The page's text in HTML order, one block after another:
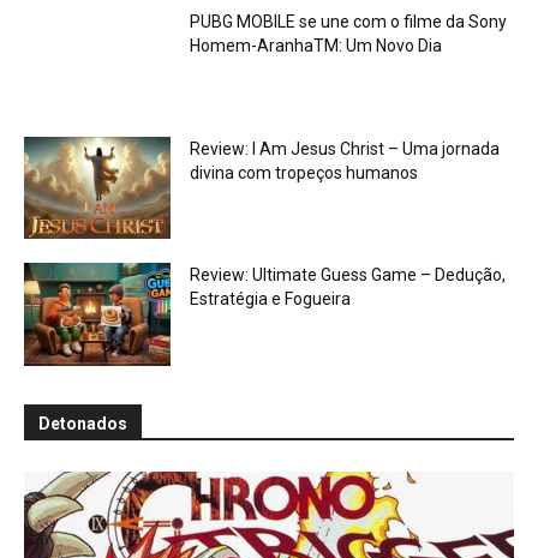
PUBG MOBILE se une com o filme da Sony
Homem-AranhaTM: Um Novo Dia
Review: I Am Jesus Christ – Uma jornada
divina com tropeços humanos
Review: Ultimate Guess Game – Dedução,
Estratégia e Fogueira
Detonados